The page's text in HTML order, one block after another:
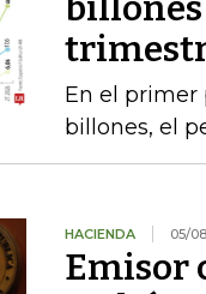
En el primer
billones, el
HACIENDA 05/
Emisor